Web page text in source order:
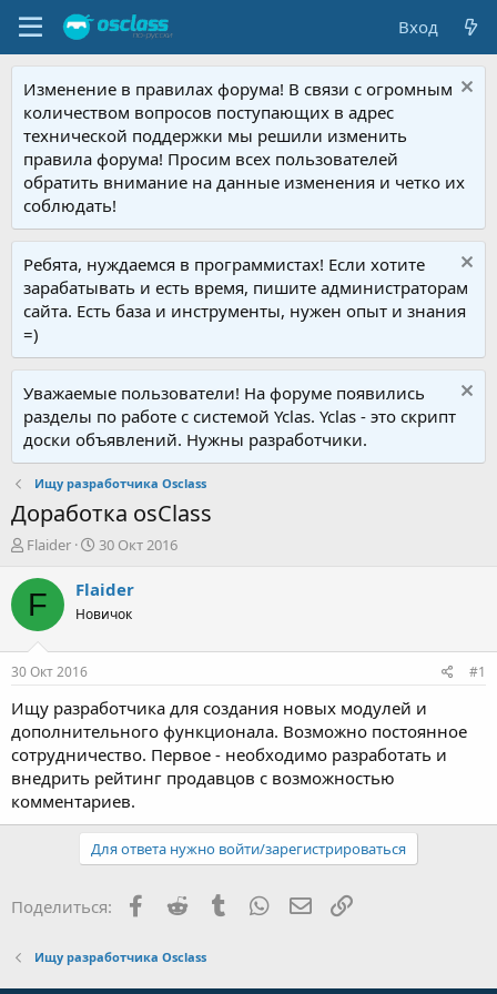
Вход
Изменение в правилах форума! В связи с огромным
количеством вопросов поступающих в адрес
технической поддержки мы решили изменить
правила форума! Просим всех пользователей
обратить внимание на данные изменения и четко их
соблюдать!
Ребята, нуждаемся в программистах! Если хотите
зарабатывать и есть время, пишите администраторам
сайта. Есть база и инструменты, нужен опыт и знания
=)
Уважаемые пользователи! На форуме появились
разделы по работе с системой Yclas. Yclas - это скрипт
доски объявлений. Нужны разработчики.
Ищу разработчика Osclass
Доработка osClass
А
т
о
р
е
м
ы
Flaider
Д
т
н
л
30 Окт 2016
F Flaider
Новичок
30 Окт 2016 #1
Ищу разработчика для создания новых модулей и
дополнительного функционала. Возможно постоянное
сотрудничество. Первое - необходимо разработать и
внедрить рейтинг продавцов с возможностью
комментариев.
Для ответа нужно войти/зарегистрироваться
Поделиться: Facebook
Reddit Tumblr WhatsAppЭлектронная почта
Ищу разработчика Osclass